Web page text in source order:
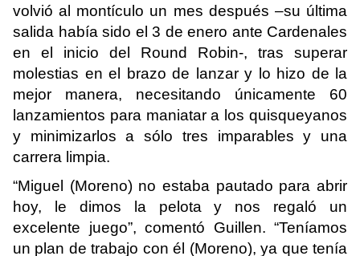
volvió al montículo un mes después –su última
salida había sido el 3 de enero ante Cardenales
en el inicio del Round Robin-, tras superar
molestias en el brazo de lanzar y lo hizo de la
mejor manera, necesitando únicamente 60
lanzamientos para maniatar a los quisqueyanos
y minimizarlos a sólo tres imparables y una
carrera limpia.
“Miguel (Moreno) no estaba pautado para abrir
hoy, le dimos la pelota y nos regaló un
excelente juego”, comentó Guillen. “Teníamos
un plan de trabajo con él (Moreno), ya que tenía